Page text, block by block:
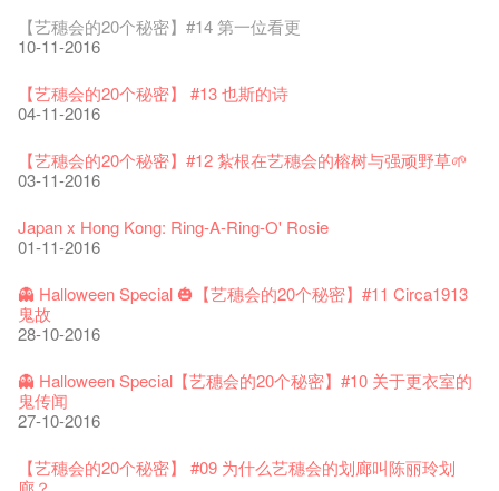
28-12-2023
04-07-2023
Collaboration
20-09-2022
艺穗好物
09-06-2022
艺穗会40周年展览 — 回忆及艺术作品征集
13-01-2022
14-12-2021
古宅里的下午茶 - 初冲
03-08-2020
22-07-2020
上落单】
30-06-2020
煎茶篇 ——【京都直送宇治茶✈数量有限 🍵 冰库有售及可网上
落单】
演出期间须佩戴口罩
22-06-2020
4月21日(星期二)重新开放
16-04-2020
03-04-2020
24-01-2020
24-12-2019
30-11-2019
17-09-2019
13-08-2019
31-07-2019
那位女士走了
02-07-2019
走向自由
17-06-2019
艺穗会大楼复修工程完成庆祝仪式
11-04-2019
爵士时代II 大派对：尘世乐园
09-04-2019
爵士时代II 大派对：尘世乐园
01-04-2019
25-03-2019
This Side of Paradise 爵士大派对@艺穗会 – 盲鸟优惠！
11-03-2019
还未太迟
13-02-2019
新年快乐 | 农历新年开放时间
04-02-2019
青菜沙律 - 也斯
WANTED!
04-09-2018
JAZZ AGE Party @ The Fringe
24-08-2018
爵士时代大派对@艺穗会
21-08-2018
JAZZ AGE Party - Blind Bird Discount!
07-08-2018
Wanted! Full time or Part time Bartender
03-05-2018
24-04-2018
WANTED - 项目统筹
Pop-up Symphonic Artbar
格外地创 : 艺穗会的故事
19-03-2018
Aftershow photo shoot with Sony Chan!
02-03-2018
the Fringe Club Gallery is now available in the Art Basel period
of March 29 – 31, 2018.
27-02-2018
焕然一新的艺穗会，大家快来参观啦！
21-02-2018
【招募!】艺穗会导赏员
12-01-2018
《她和他的时间之流》- 现场篇
26-11-2017
24-11-2017
WE ARE RECRUITING!
19-10-2017
Fringe Venue for Hire
29-09-2017
招聘
22-09-2017
21-09-2017
01-09-2017
「创作时如实观照自己，严谨对待，不拘泥于形式或盲从权
22-08-2017
【当昌哥架生房碰上艺穗会】
Photo credit: John Fung
14-07-2017
Susie Youssef是一个谐星、演员、剧作家以及即兴演出者。她
通过那些极具创造力和特色的喜剧演出营造出了一个温暖又迷
02-06-2017
17-05-2017
10-04-2017
一分钟的见闻，足以影响孩子们一生的看法。
Sold Out In 7 Minutes! C.J.Hendry @ the Fringe
21-03-2017
聘请: 艺穗会艺术行政实习生
07-03-2017
【艺穗会的圣诞礼"密"】#2 前世的秘密
全新会借组合 - 更精彩的艺术文化生活！
【艺穗会的圣诞礼"密"】#1 甚么是最佳的圣诞礼物?
【艺穗会的20个秘密】#20
🕵【有奖问答游戏】又黎喇！
29-11-2016
【艺穗会的20个秘密】#19 主厨Joe的故事
25-11-2016
22-11-2016
【艺穗会的20个秘密】#14 第一位看更
10-11-2016
【艺穗会的20个秘密】 #13 也斯的诗
04-11-2016
【艺穗会的20个秘密】#12 紮根在艺穗会的榕树与强顽野草🌱
03-11-2016
Japan x Hong Kong: Ring-A-Ring-O' Rosie
01-11-2016
👻 Halloween Special 🎃【艺穗会的20个秘密】#11 Circa1913
鬼故
28-10-2016
👻 Halloween Special【艺穗会的20个秘密】#10 关于更衣室的
鬼传闻
27-10-2016
【艺穗会的20个秘密】 #09 为什么艺穗会的划廊叫陈丽玲划